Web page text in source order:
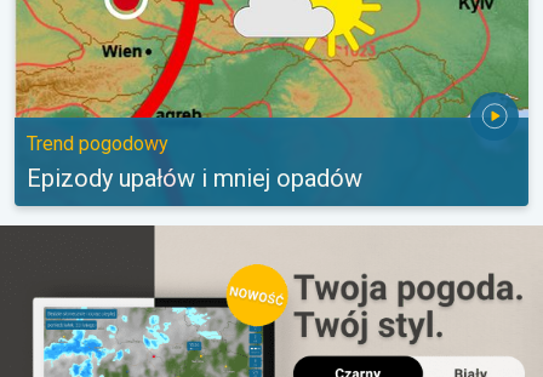
Trend pogodowy
Epizody upałów i mniej opadów